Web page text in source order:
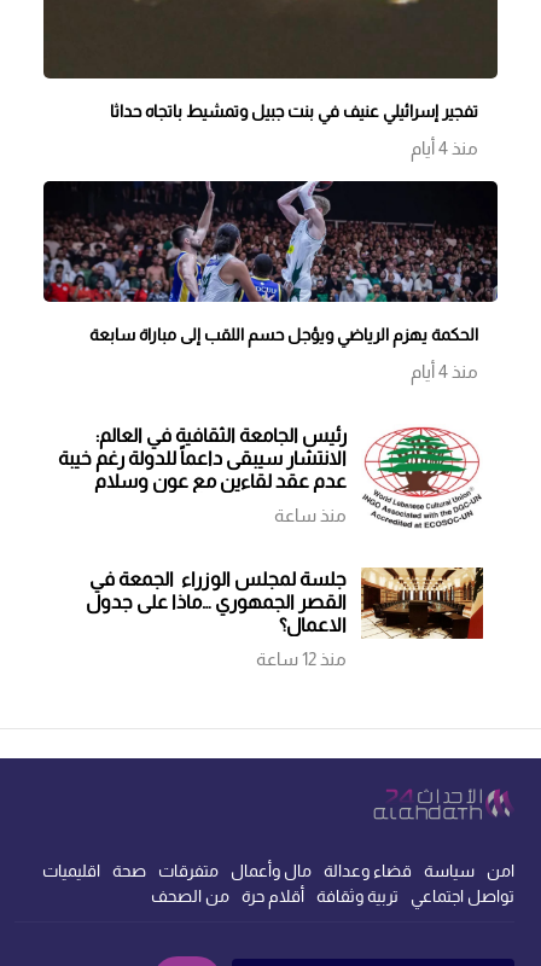
تفجير إسرائيلي عنيف في بنت جبيل وتمشيط باتجاه حداثا
منذ 4 أيام
الحكمة يهزم الرياضي ويؤجل حسم اللقب إلى مباراة سابعة
منذ 4 أيام
رئيس الجامعة الثقافية في العالم:
الانتشار سيبقى داعماً للدولة رغم خيبة
عدم عقد لقاءين مع عون وسلام
منذ ساعة
جلسة لمجلس الوزراء الجمعة في
القصر الجمهوري …ماذا على جدول
الاعمال؟
منذ 12 ساعة
امن سياسة قضاء وعدالة مال وأعمال متفرقات صحة
اقليميات
تواصل اجتماعي
تربية وثقافة أقلام حرة من الصحف